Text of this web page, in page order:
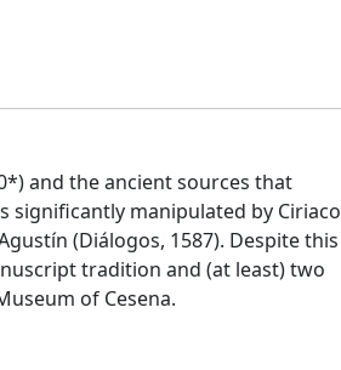
and the ancient sources that
significantly manipulated by Ciriaco
(Diálogos, 1587). Despite this
tradition and (at least) two
of Cesena.